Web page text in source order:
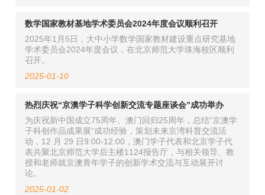
数学国家教材基地学术委员会2024年度会议顺利召开
2025年1月5日，大中小学数学国家教材建设重点研究基地
学术委员会2024年度会议，在北京师范大学珠海校区顺利
召开。
2025-01-10
热烈庆祝“京澳学子科学创新交流专题座谈会”成功举办
为庆祝新中国成立75周年、澳门回归25周年，总结“京澳学
子科创作品成果展”成功经验，策划未来京湾科普交流活
动，12 月 29 日9:00-12:00，澳门学子代表和北京学子代
表共聚北京师范大学后主楼1124报告厅，与相关领导、教
授和老师就京澳青年学子的创新学术交流与互动展开讨
论。
2025-01-02